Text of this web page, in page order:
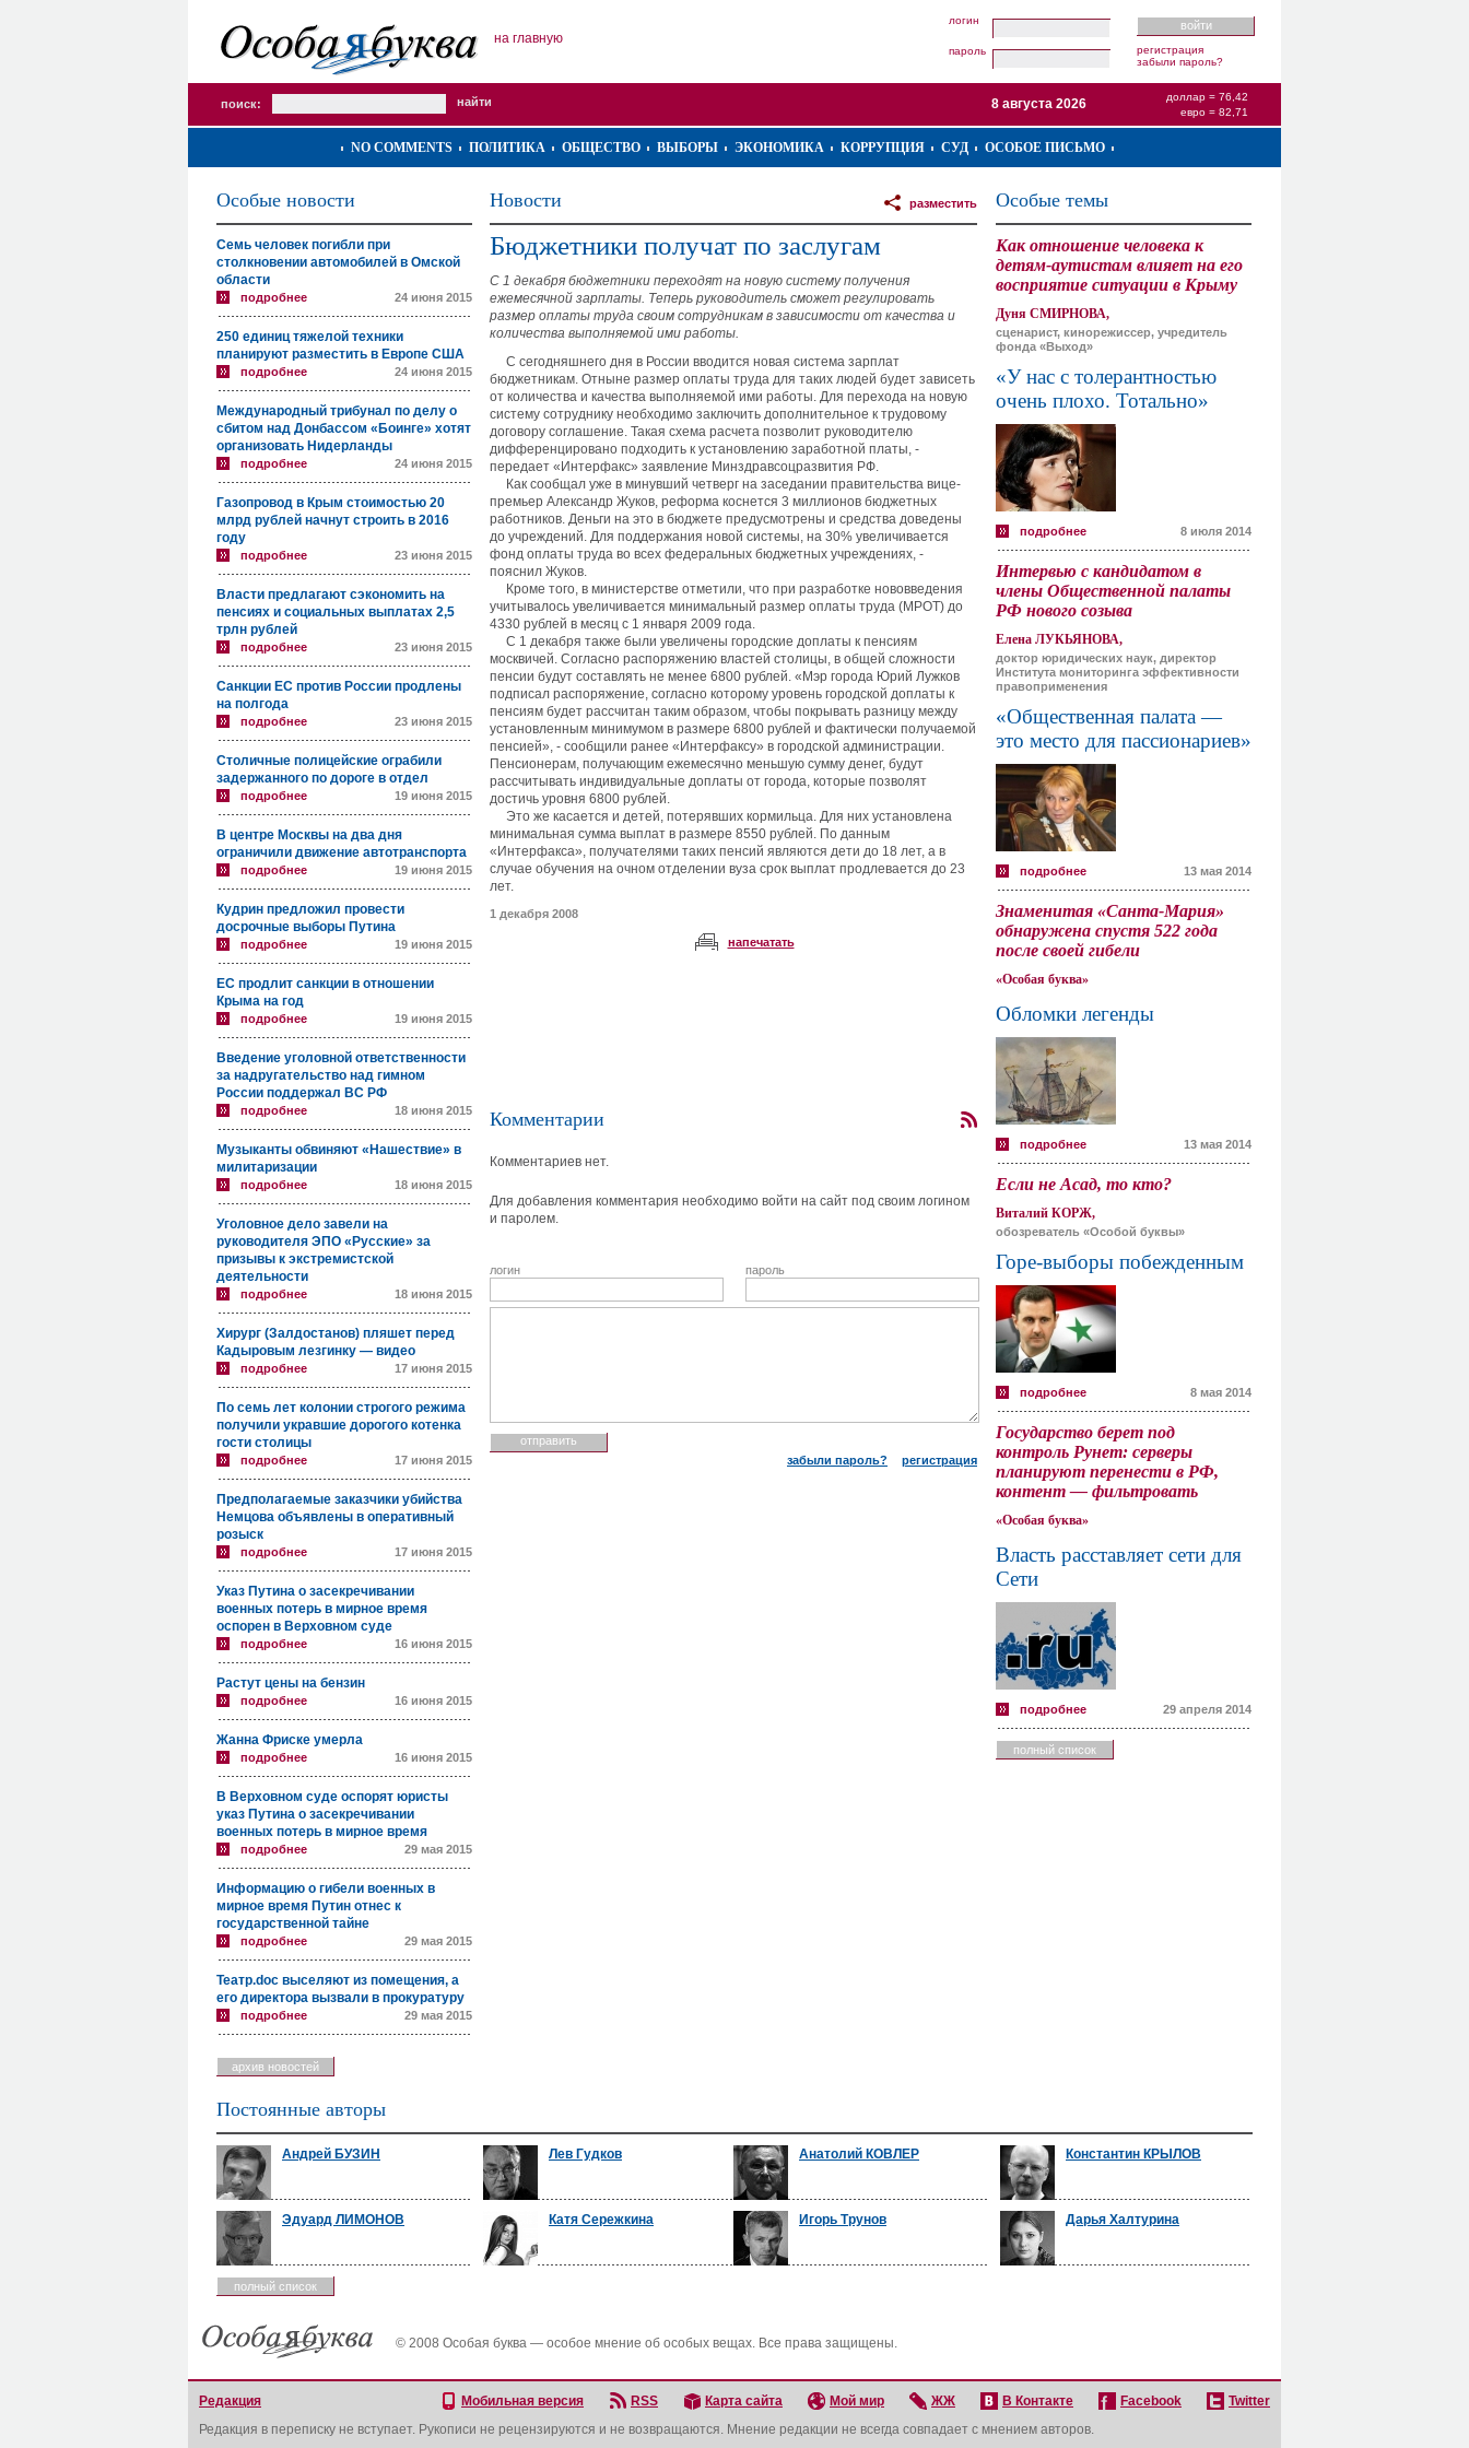
на главную
логин
пароль
регистрация
забыли пароль?
поиск:
доллар = 76,42
евро = 82,71
8 августа 2026
NO COMMENTS ПОЛИТИКА ОБЩЕСТВО ВЫБОРЫ ЭКОНОМИКА КОРРУПЦИЯ СУД ОСОБОЕ ПИСЬМО
Особые новости
Семь человек погибли при
столкновении автомобилей в Омской
области
подробнее 24 июня 2015
250 единиц тяжелой техники
планируют разместить в Европе США
подробнее 24 июня 2015
Международный трибунал по делу о
сбитом над Донбассом «Боинге» хотят
организовать Нидерланды
подробнее 24 июня 2015
Газопровод в Крым стоимостью 20
млрд рублей начнут строить в 2016
году
подробнее 23 июня 2015
Власти предлагают сэкономить на
пенсиях и социальных выплатах 2,5
трлн рублей
подробнее 23 июня 2015
Санкции ЕС против России продлены
на полгода
подробнее 23 июня 2015
Столичные полицейские ограбили
задержанного по дороге в отдел
подробнее 19 июня 2015
В центре Москвы на два дня
ограничили движение автотранспорта
подробнее 19 июня 2015
Кудрин предложил провести
досрочные выборы Путина
подробнее 19 июня 2015
ЕС продлит санкции в отношении
Крыма на год
подробнее 19 июня 2015
Введение уголовной ответственности
за надругательство над гимном
России поддержал ВС РФ
подробнее 18 июня 2015
Музыканты обвиняют «Нашествие» в
милитаризации
подробнее 18 июня 2015
Уголовное дело завели на
руководителя ЭПО «Русские» за
призывы к экстремистской
деятельности
подробнее 18 июня 2015
Хирург (Залдостанов) пляшет перед
Кадыровым лезгинку — видео
подробнее 17 июня 2015
По семь лет колонии строгого режима
получили укравшие дорогого котенка
гости столицы
подробнее 17 июня 2015
Предполагаемые заказчики убийства
Немцова объявлены в оперативный
розыск
подробнее 17 июня 2015
Указ Путина о засекречивании
военных потерь в мирное время
оспорен в Верховном суде
подробнее 16 июня 2015
Растут цены на бензин
подробнее 16 июня 2015
Жанна Фриске умерла
подробнее 16 июня 2015
В Верховном суде оспорят юристы
указ Путина о засекречивании
военных потерь в мирное время
подробнее 29 мая 2015
Информацию о гибели военных в
мирное время Путин отнес к
государственной тайне
подробнее 29 мая 2015
Театр.doc выселяют из помещения, а
его директора вызвали в прокуратуру
подробнее 29 мая 2015
архив новостей
Новости разместить
Бюджетники получат по заслугам
С 1 декабря бюджетники переходят на новую систему получения
ежемесячной зарплаты. Теперь руководитель сможет регулировать
размер оплаты труда своим сотрудникам в зависимости от качества и
количества выполняемой ими работы.
С сегодняшнего дня в России вводится новая система зарплат
бюджетникам. Отныне размер оплаты труда для таких людей будет зависеть
от количества и качества выполняемой ими работы. Для перехода на новую
систему сотруднику необходимо заключить дополнительное к трудовому
договору соглашение. Такая схема расчета позволит руководителю
дифференцировано подходить к установлению заработной платы, -
передает «Интерфакс» заявление Минздравсоцразвития РФ.
Как сообщал уже в минувший четверг на заседании правительства вице-
премьер Александр Жуков, реформа коснется 3 миллионов бюджетных
работников. Деньги на это в бюджете предусмотрены и средства доведены
до учреждений. Для поддержания новой системы, на 30% увеличивается
фонд оплаты труда во всех федеральных бюджетных учреждениях, -
пояснил Жуков.
Кроме того, в министерстве отметили, что при разработке нововведения
учитывалось увеличивается минимальный размер оплаты труда (МРОТ) до
4330 рублей в месяц с 1 января 2009 года.
С 1 декабря также были увеличены городские доплаты к пенсиям
москвичей. Согласно распоряжению властей столицы, в общей сложности
пенсии будут составлять не менее 6800 рублей. «Мэр города Юрий Лужков
подписал распоряжение, согласно которому уровень городской доплаты к
пенсиям будет рассчитан таким образом, чтобы покрывать разницу между
установленным минимумом в размере 6800 рублей и фактически получаемой
пенсией», - сообщили ранее «Интерфаксу» в городской администрации.
Пенсионерам, получающим ежемесячно меньшую сумму денег, будут
рассчитывать индивидуальные доплаты от города, которые позволят
достичь уровня 6800 рублей.
Это же касается и детей, потерявших кормильца. Для них установлена
минимальная сумма выплат в размере 8550 рублей. По данным
«Интерфакса», получателями таких пенсий являются дети до 18 лет, а в
случае обучения на очном отделении вуза срок выплат продлевается до 23
лет.
1 декабря 2008
напечатать
Комментарии
Комментариев нет.
Для добавления комментария необходимо войти на сайт под своим логином
и паролем.
логин пароль
забыли пароль? регистрация
Особые темы
Как отношение человека к
детям-аутистам влияет на его
восприятие ситуации в Крыму
Дуня СМИРНОВА,
сценарист, кинорежиссер, учредитель
фонда «Выход»
«У нас с толерантностью
очень плохо. Тотально»
подробнее 8 июля 2014
Интервью с кандидатом в
члены Общественной палаты
РФ нового созыва
Елена ЛУКЬЯНОВА,
доктор юридических наук, директор
Института мониторинга эффективности
правоприменения
«Общественная палата —
это место для пассионариев»
подробнее 13 мая 2014
Знаменитая «Санта-Мария»
обнаружена спустя 522 года
после своей гибели
«Особая буква»
Обломки легенды
подробнее 13 мая 2014
Если не Асад, то кто?
Виталий КОРЖ,
обозреватель «Особой буквы»
Горе-выборы побежденным
подробнее 8 мая 2014
Государство берет под
контроль Рунет: серверы
планируют перенести в РФ,
контент — фильтровать
«Особая буква»
Власть расставляет сети для
Сети
подробнее 29 апреля 2014
полный список
Постоянные авторы
Андрей БУЗИН Лев Гудков Анатолий КОВЛЕР Константин КРЫЛОВ
Эдуард ЛИМОНОВ Катя Сережкина Игорь Трунов Дарья Халтурина
полный список
© 2008 Особая буква — особое мнение об особых вещах. Все права защищены.
Редакция Мобильная версия RSS Карта сайта Мой мир ЖЖ В Контакте Facebook
Twitter
Редакция в переписку не вступает. Рукописи не рецензируются и не возвращаются. Мнение редакции не всегда совпадает с мнением авторов.